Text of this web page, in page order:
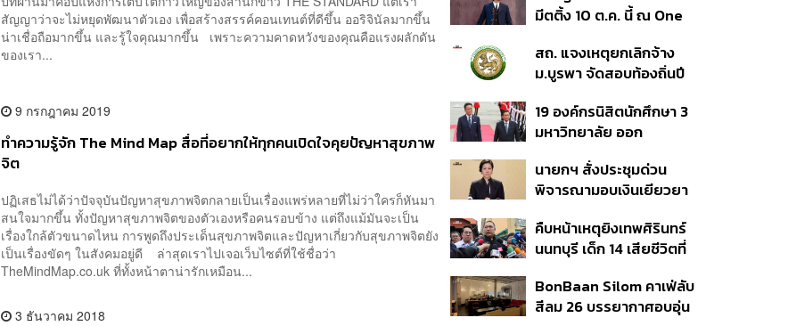
สัญญาว่าจะไม่หยุดพัฒนาตัวเอง เพื่อสร้างสรรค์คอนเทนต์ที่ดีขึ้น ออริจินัลมากขึ้น
น่าเชื่อถือมากขึ้น และรู้ใจคุณมากขึ้น เพราะความคาดหวังของคุณคือแรงผลักดัน
ของเรา...
9 กรกฎาคม 2019
ทำความรู้จัก The Mind Map สื่อที่อยากให้ทุกคนเปิดใจคุยปัญหาสุขภาพ
จิต
ปฏิเสธไม่ได้ว่าปัจจุบันปัญหาสุขภาพจิตกลายเป็นเรื่องแพร่หลายที่ไม่ว่าใครก็หันมา
สนใจมากขึ้น ทั้งปัญหาสุขภาพจิตของตัวเองหรือคนรอบข้าง แต่ถึงแม้มันจะเป็น
เรื่องใกล้ตัวขนาดไหน การพูดถึงประเด็นสุขภาพจิตและปัญหาเกี่ยวกับสุขภาพจิตยัง
เป็นเรื่องขัดๆ ในสังคมอยู่ดี ล่าสุดเราไปเจอเว็บไซต์ที่ใช้ชื่อว่า
TheMindMap.co.uk ที่ทั้งหน้าตาน่ารักเหมือน...
3 ธันวาคม 2018
มีตติ้ง 10 ต.ค. นี้ ณ One
สถ. แจงเหตุยกเลิกจ้าง
ม.บูรพา จัดสอบท้องถิ่นปี
19 องค์กรนิสิตนักศึกษา 3
มหาวิทยาลัย ออก
รัฐบาลต้อนรับ ‘มิน อ่อง
หล่าย’
นายกฯ สั่งประชุมด่วน
พิจารณามอบเงินเยียวยา
ลบ. ทุพพลภาพ 7 แสนบาท
บาดเจ็บสาหัส 2 แสนบาท
บาท
คืบหน้าเหตุยิงเทพศิรินทร์
นนทบุรี เด็ก 14 เสียชีวิตที่
เสียชีวิต 5 ราย เจ็บ 22
ราย
BonBaan Silom คาเฟ่ลับ
สีลม 26 บรรยากาศอบอุ่น